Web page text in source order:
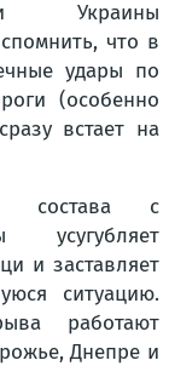
Украины
что в
удары по
(особенно
встает на
состава с
усугубляет
и заставляет
ситуацию.
работают
Днепре и